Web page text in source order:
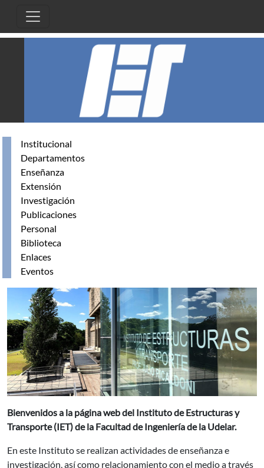
Institucional
Departamentos
Enseñanza
Extensión
Investigación
Publicaciones
Personal
Biblioteca
Enlaces
Eventos
Bienvenidos a la página web del Instituto de Estructuras y
Transporte (IET) de la Facultad de Ingeniería de la Udelar.
En este Instituto se realizan actividades de enseñanza e
investigación, así como relacionamiento con el medio a través